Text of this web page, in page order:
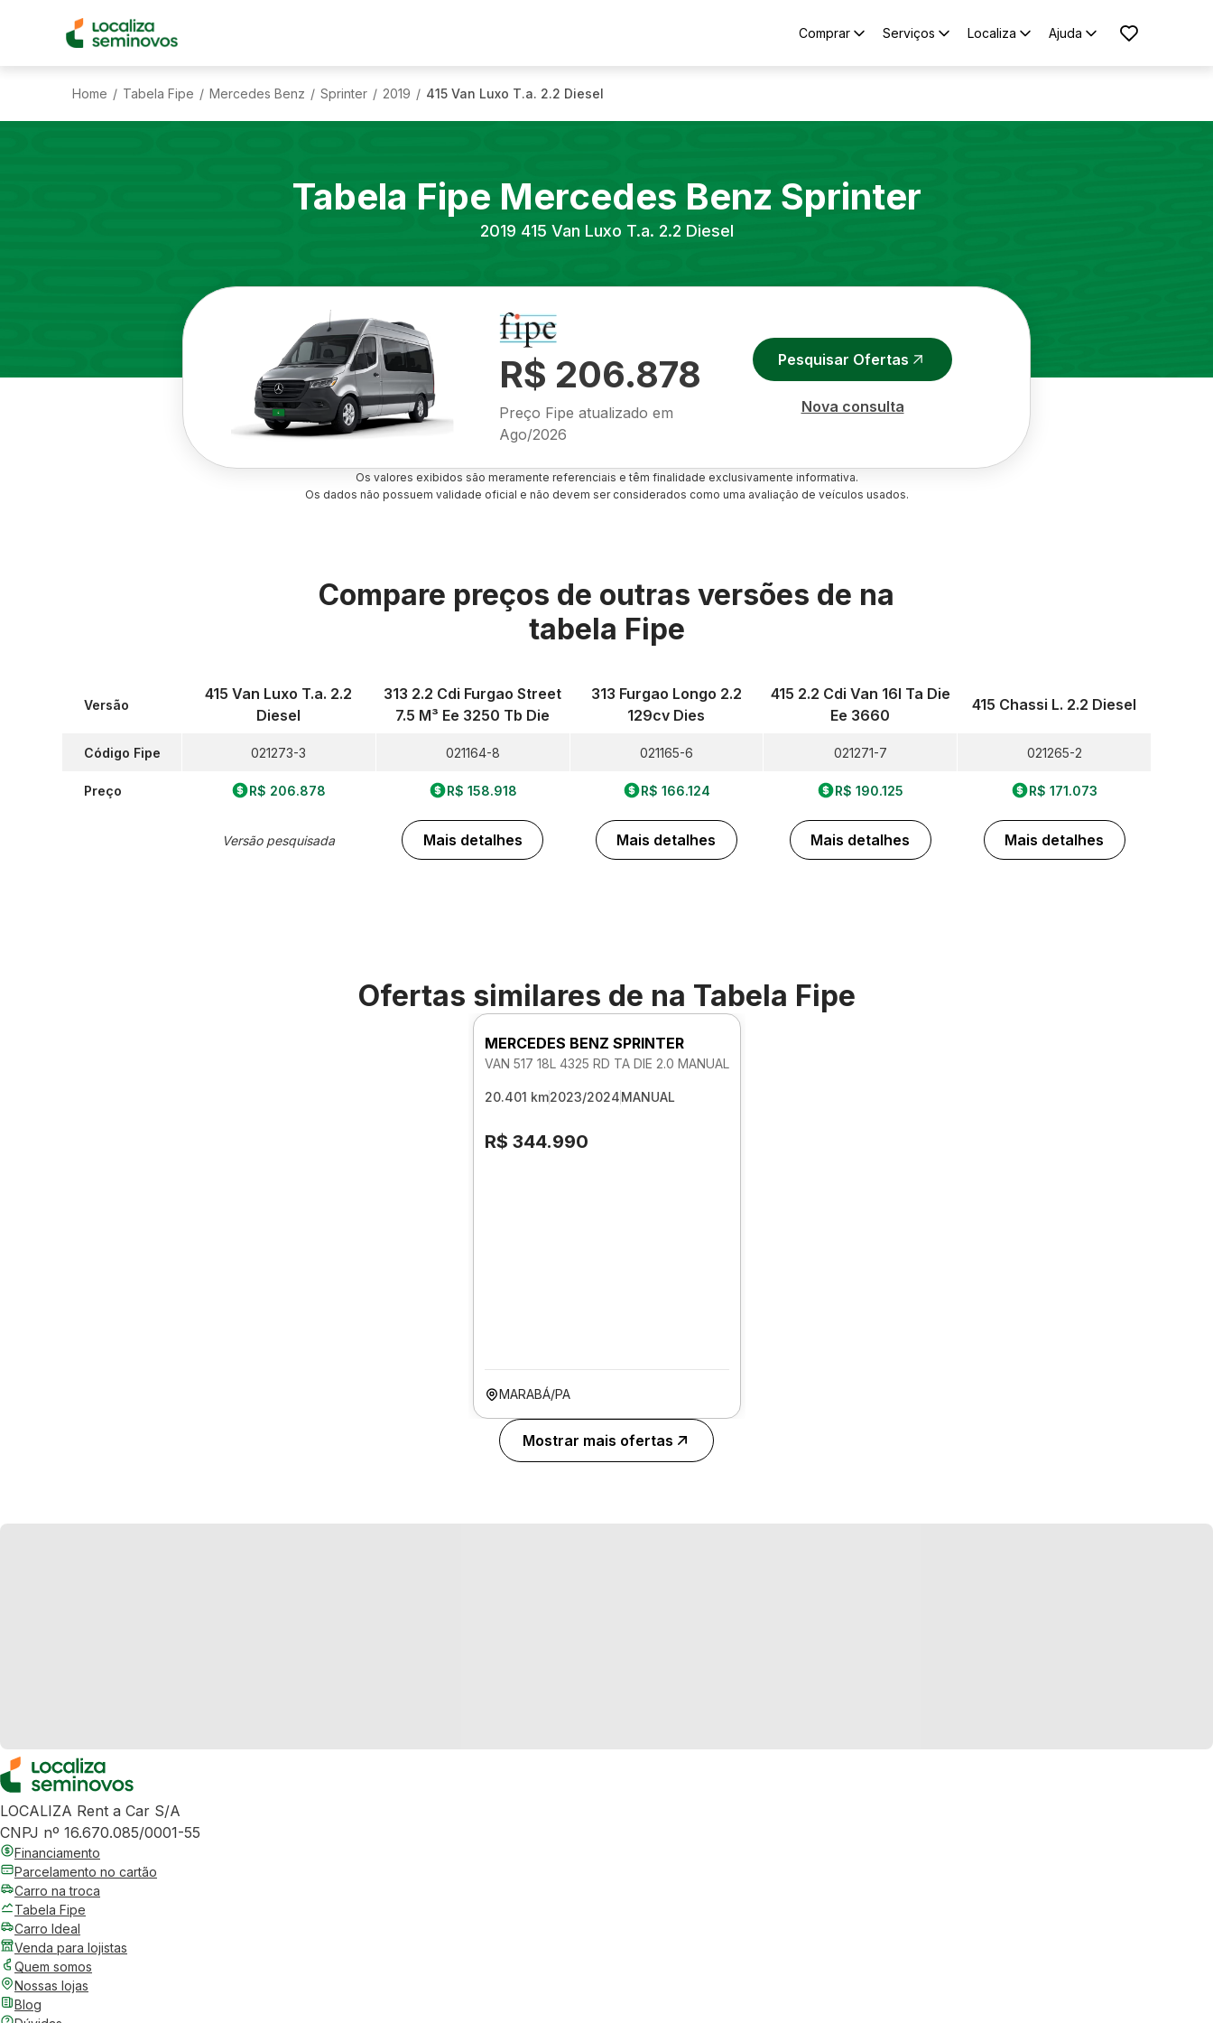
Comprar Serviços Localiza Ajuda
Home / Tabela Fipe / Mercedes Benz / Sprinter / 2019 / 415 Van Luxo T.a. 2.2 Diesel
Tabela Fipe Mercedes Benz Sprinter
2019 415 Van Luxo T.a. 2.2 Diesel
R$ 206.878
Preço Fipe atualizado em
Ago/2026
Pesquisar Ofertas
Nova consulta
Os valores exibidos são meramente referenciais e têm finalidade exclusivamente informativa.
Os dados não possuem validade oficial e não devem ser considerados como uma avaliação de veículos usados.
Compare preços de outras versões de na
tabela Fipe
Versão
Código Fipe
Preço
415 Van Luxo T.a. 2.2
Diesel
021273-3
R$ 206.878
Versão pesquisada
313 2.2 Cdi Furgao Street
7.5 M³ Ee 3250 Tb Die
021164-8
R$ 158.918
Mais detalhes
313 Furgao Longo 2.2
129cv Dies
021165-6
R$ 166.124
Mais detalhes
415 2.2 Cdi Van 16l Ta Die
Ee 3660
021271-7
R$ 190.125
Mais detalhes
415 Chassi L. 2.2 Diesel
021265-2
R$ 171.073
Mais detalhes
Ofertas similares de na Tabela Fipe
MERCEDES BENZ SPRINTER
VAN 517 18L 4325 RD TA DIE 2.0 MANUAL
20.401 km2023/2024MANUAL
R$ 344.990
MARABÁ/PA
Mostrar mais ofertas
LOCALIZA Rent a Car S/A
CNPJ nº 16.670.085/0001-55
Financiamento
Parcelamento no cartão
Carro na troca
Tabela Fipe
Carro Ideal
Venda para lojistas
Quem somos
Nossas lojas
Blog